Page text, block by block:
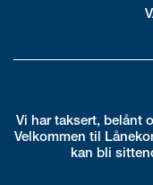
Vi har taksert, belånt
Velkommen til
kan bli